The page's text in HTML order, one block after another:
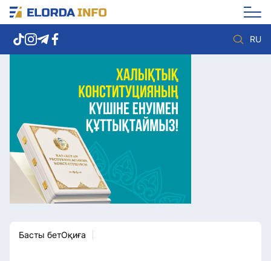
RU
Елорда жаңалықтары
Көзқарас
Саясат
Видео
Әлеумет
Экономика
Спорт
Мәдениет
Басты бетОқиға